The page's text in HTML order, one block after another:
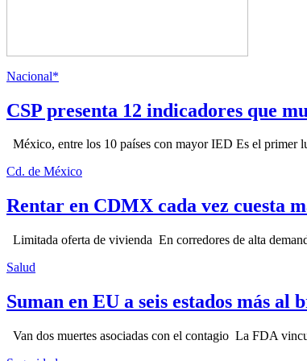
Nacional*
CSP presenta 12 indicadores que
México, entre los 10 países con mayor IED Es el primer
Cd. de México
Rentar en CDMX cada vez cuesta
Limitada oferta de vivienda En corredores de alta
Salud
Suman en EU a seis estados más
Van dos muertes asociadas con el contagio La FDA